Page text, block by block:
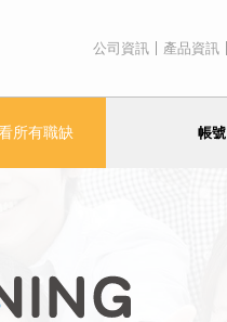
公司資訊 產品資訊
所有職缺 帳號